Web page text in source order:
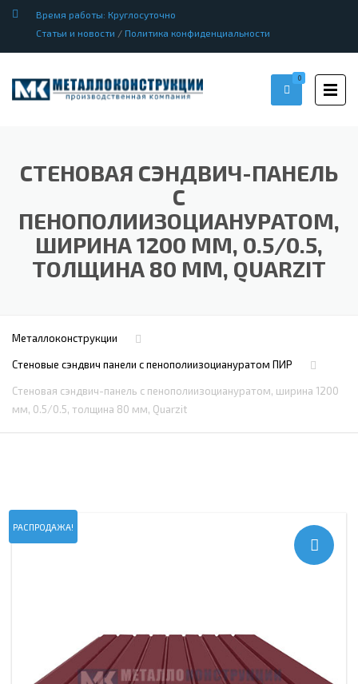
Время работы: Круглосуточно
Статьи и новости / Политика конфиденциальности
0
СТЕНОВАЯ СЭНДВИЧ-ПАНЕЛЬ
С
ПЕНОПОЛИИЗОЦИАНУРАТОМ,
ШИРИНА 1200 ММ, 0.5/0.5,
ТОЛЩИНА 80 ММ, QUARZIT
Металлоконструкции
Стеновые сэндвич панели с пенополиизоциануратом ПИР
Стеновая сэндвич-панель с пенополиизоциануратом, ширина 1200
мм, 0.5/0.5, толщина 80 мм, Quarzit
РАСПРОДАЖА!